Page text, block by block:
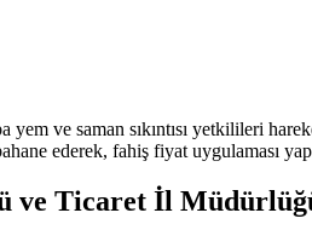
yem ve saman sıkıntısı yetkilileri
ederek, fahiş fiyat uygulaması
ve Ticaret İl